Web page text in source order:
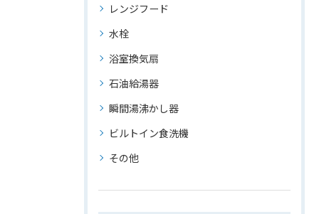
レンジフード
水栓
浴室換気扇
石油給湯器
瞬間湯沸かし器
ビルトイン食洗機
その他